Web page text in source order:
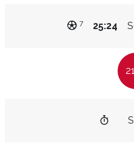
25:24
7